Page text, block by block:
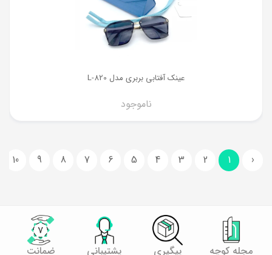
عینک آفتابی بربری مدل L-820
ناموجود
‹
1
2
3
4
5
6
7
8
9
10
مجله کوچه پیگیری پشتیبانی ضمانت